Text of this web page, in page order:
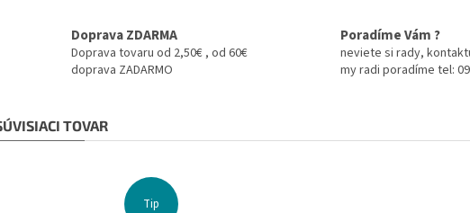
Doprava ZDARMA
Doprava tovaru od 2,50€ , od 60€
doprava ZADARMO
Poradíme Vám ?
neviete si rady,
my radi poradíme tel:
TOVAR
Tip